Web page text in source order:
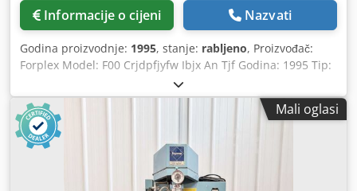
Informacije o cijeni Nazvati
Godina proizvodnje: 1995, stanje: rabljeno, Proizvođač:
Forplex Model: F00 Crjdpfjyfw Ibjx An Tjf Godina: 1995 Tip:
Mlin čekićar Materijal: nehrđajući čelik Kapacitet: nekoliko
kg/h Vrsta rotora: čekići (rezultat: fino i srednje-fino) Vrsta
statora: fiksni čekići Promjer rotora: 85 mm Unutarnji
promjer mreže: 100 mm Vrsta rotora: čekićasti noževi
(rezultat: fino i vrlo fino) Odabir veličine čestica: sita kruna
Vibracijska dovodna košara Snaga motora: 0,55 kW (3000
okr/min) Sigurnosni mehanizam vrata Mobilni okvir na
Mali oglasi